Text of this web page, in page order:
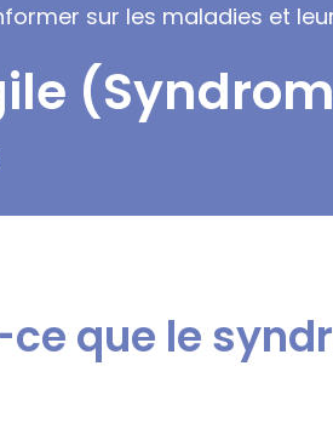
sur les maladies et
que le